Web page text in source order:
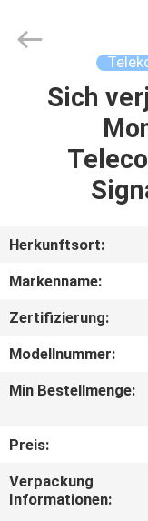
HAUS
PRODUKTE
VR
ÜBER
UNS
FABRIK-
AUSFLUG
co.,ltd.
Sich
Herkunftsort:
Markenname:
Zertifizierung:
Modellnummer:
Min Bestellmenge:
Preis:
Verpackung
Informationen: